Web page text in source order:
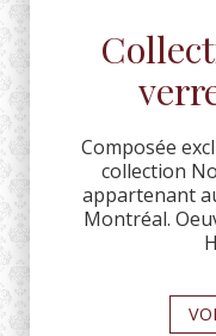
Composée
collection
appartenant
Montréal.